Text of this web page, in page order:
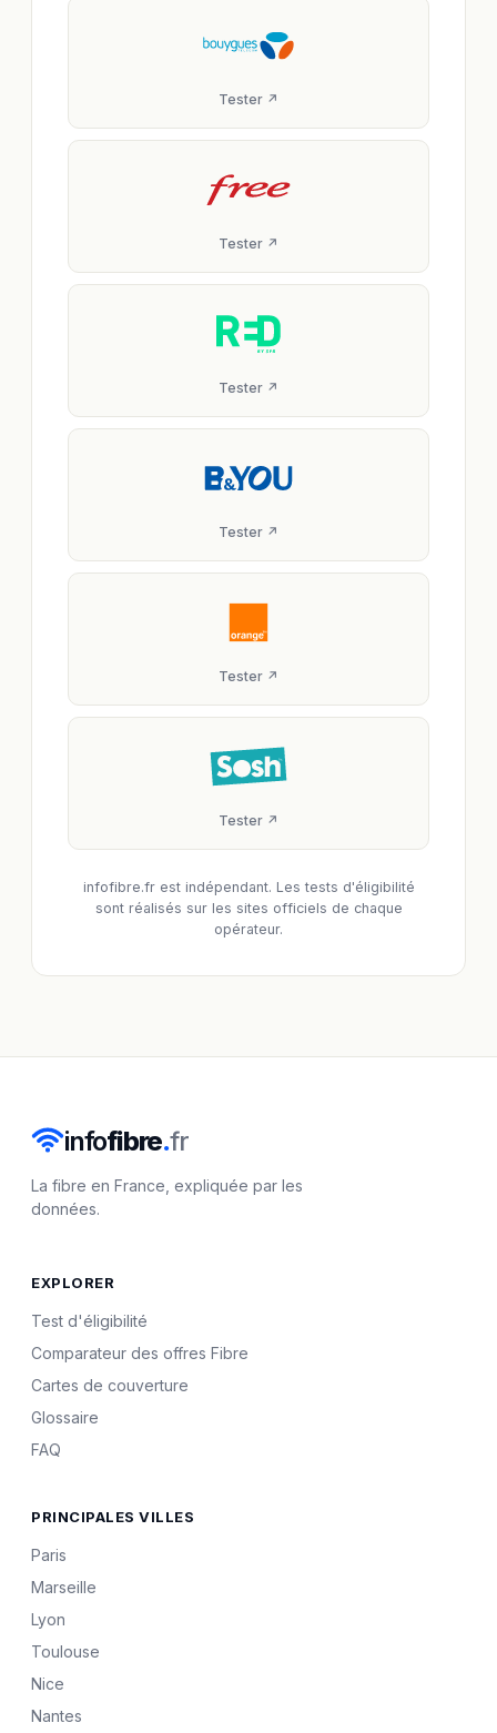
Tester ↗
Tester ↗
Tester ↗
Tester ↗
Tester ↗
Tester ↗
infofibre.fr est indépendant. Les tests d'éligibilité
sont réalisés sur les sites officiels de chaque
opérateur.
infofibre.fr
La fibre en France, expliquée par les
données.
EXPLORER
Test d'éligibilité
Comparateur des offres Fibre
Cartes de couverture
Glossaire
FAQ
PRINCIPALES VILLES
Paris
Marseille
Lyon
Toulouse
Nice
Nantes